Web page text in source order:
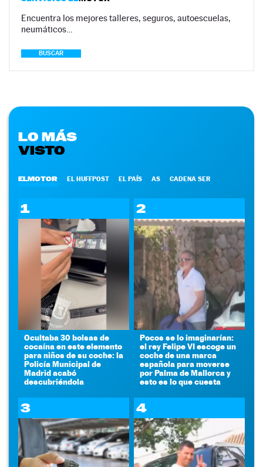
Encuentra los mejores talleres, seguros, autoescuelas,
neumáticos…
BUSCAR
LO MÁS
VISTO
ELMOTOR EL HUFFPOST EL PAÍS AS CADENA SER
1
Ocultaba 30 bolsas de
cocaína en este elemento
para niños de su coche: la
Policía Municipal de
Madrid acabó
descubriéndola
2
Pocos se lo imaginarían:
el rey Felipe VI escoge un
coche de una marca
española para moverse
por Palma de Mallorca y
esto es lo que cuesta
3 4